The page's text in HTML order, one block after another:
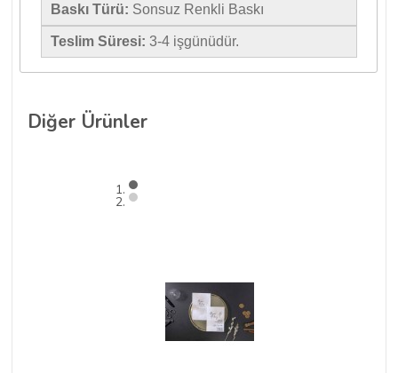
Baskı Türü: Sonsuz Renkli Baskı
Teslim Süresi: 3-4 işgünüdür.
Diğer Ürünler